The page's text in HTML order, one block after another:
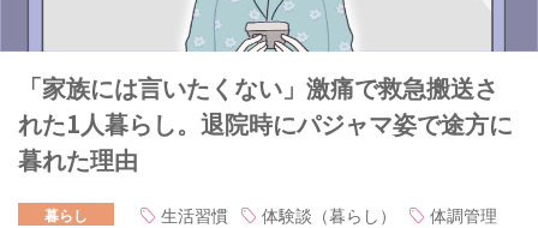
「家族には言いたくない」激痛で救急搬送さ
れた1人暮らし。退院時にパジャマ姿で途方に
暮れた理由
暮らし 生活習慣 体験談（暮らし）
体調管理